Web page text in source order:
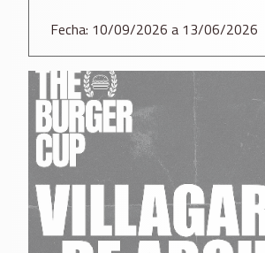
Fecha: 10/09/2026 a 13/06/2026